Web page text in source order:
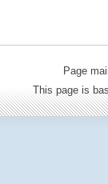
Page
This page is